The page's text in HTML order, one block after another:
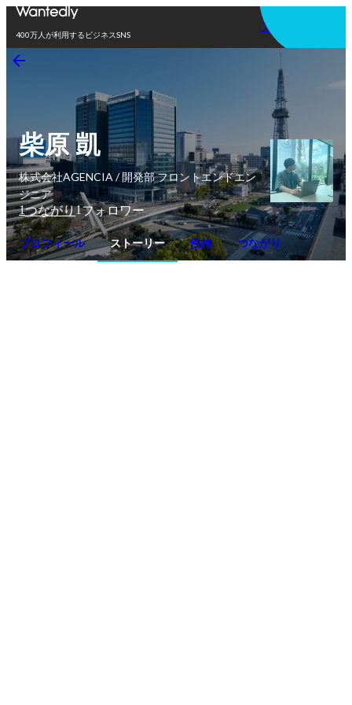
400万人が利用するビジネスSNS
アプリを使う
柴原 凱
株式会社AGENCIA / 開発部 フロントエンドエン
ジニア
1つながり1フォロワー
プロフィール ストーリー 性格 つながり